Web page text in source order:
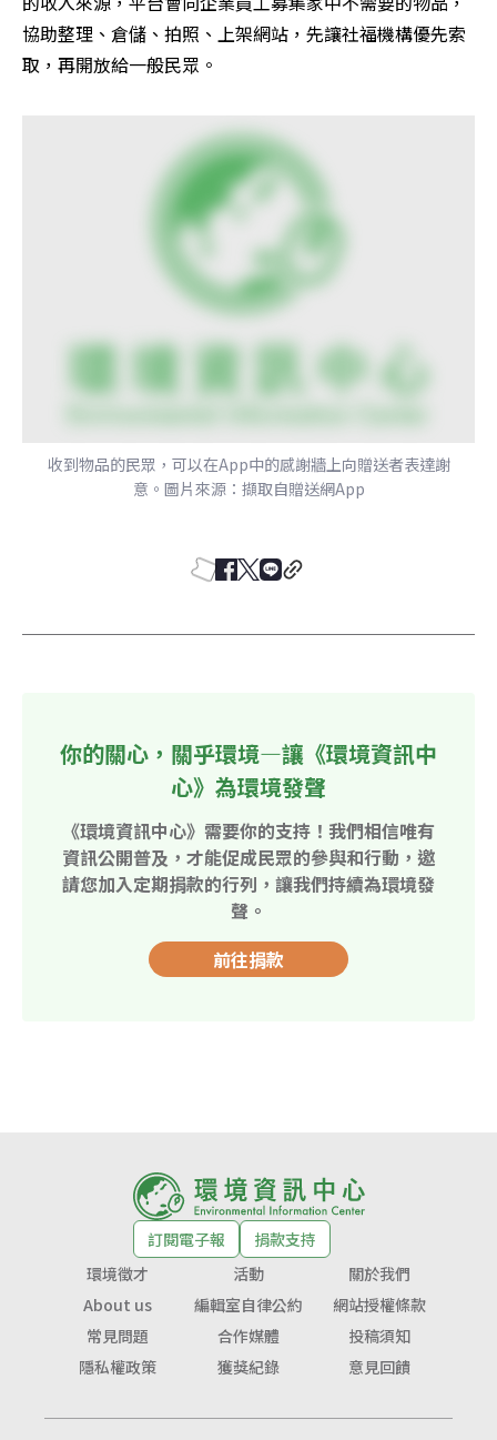
協助整理、倉儲、拍照、上架網站，先讓社福機構優先索
取，再開放給一般民眾。
收到物品的民眾，可以在App中的感謝牆上向贈送者表達謝
意。圖片來源：擷取自贈送網App
你的關心，關乎環境—讓《環境資訊中
心》為環境發聲
《環境資訊中心》需要你的支持！我們相信唯有
資訊公開普及，才能促成民眾的參與和行動，邀
請您加入定期捐款的行列，讓我們持續為環境發
聲。
前往捐款
訂閱電子報
捐款支持
環境徵才
活動
關於我們
About us
編輯室自律公約
網站授權條款
常見問題
合作媒體
投稿須知
隱私權政策
獲獎紀錄 意見回饋